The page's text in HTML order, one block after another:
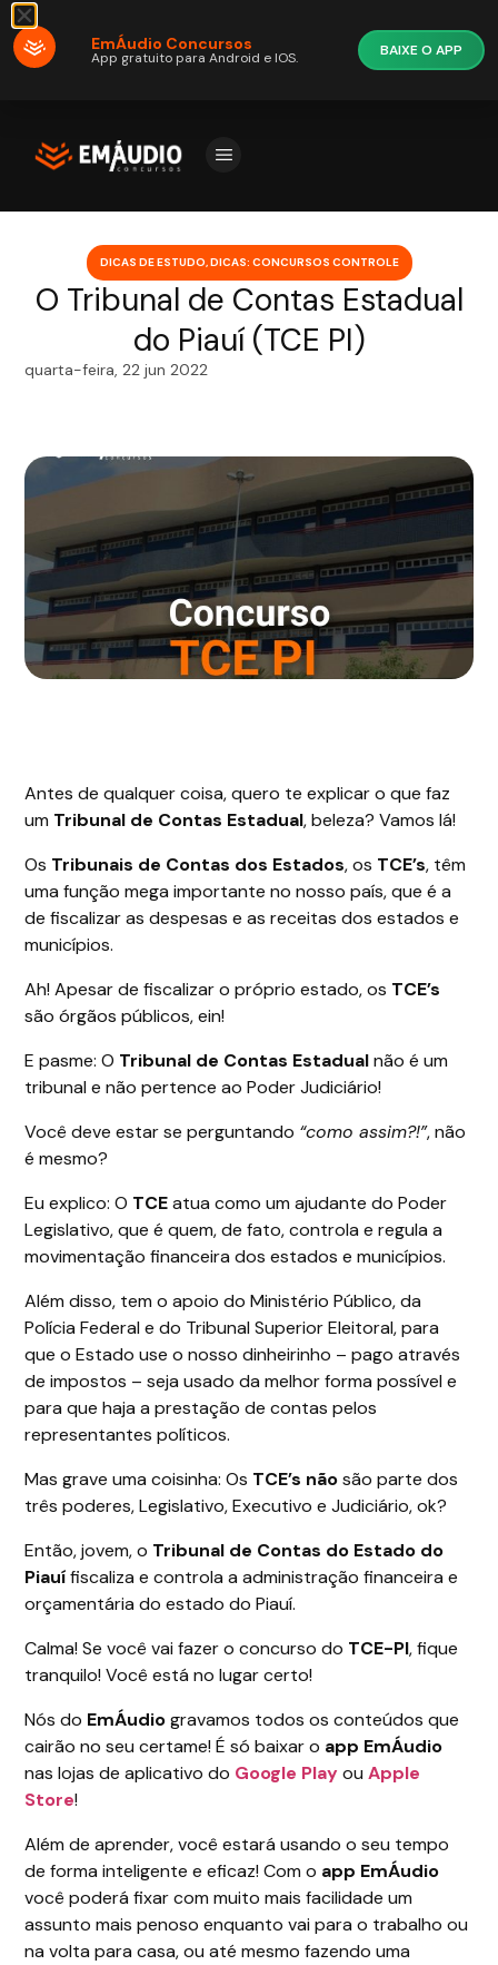
DICAS DE ESTUDO,DICAS: CONCURSOS CONTROLE
O Tribunal de Contas Estadual
do Piauí (TCE PI)
quarta-feira, 22 jun 2022
Antes de qualquer coisa, quero te explicar o que faz
um Tribunal de Contas Estadual, beleza? Vamos lá!
Os Tribunais de Contas dos Estados, os TCE’s, têm
uma função mega importante no nosso país, que é a
de fiscalizar as despesas e as receitas dos estados e
municípios.
Ah! Apesar de fiscalizar o próprio estado, os TCE’s
são órgãos públicos, ein!
E pasme: O Tribunal de Contas Estadualnão é um
tribunal e não pertence ao Poder Judiciário!
Você deve estar se perguntando “como assim?!”, não
é mesmo?
Eu explico: O TCEatua como um ajudante do Poder
Legislativo, que é quem, de fato, controla e regula a
movimentação financeira dos estados e municípios.
Além disso, tem o apoio do Ministério Público, da
Polícia Federal e do Tribunal Superior Eleitoral, para
que o Estado use o nosso dinheirinho – pago através
de impostos – seja usado da melhor forma possível e
para que haja a prestação de contas pelos
representantes políticos.
Mas grave uma coisinha: Os TCE’s nãosão parte dos
três poderes, Legislativo, Executivo e Judiciário, ok?
Então, jovem, o Tribunal de Contas do Estado do
Piauífiscaliza e controla a administração financeira e
orçamentária do estado do Piauí.
Calma! Se você vai fazer o concurso do TCE-PI, fique
tranquilo! Você está no lugar certo!
Nós do EmÁudiogravamos todos os conteúdos que
cairão no seu certame! É só baixar o app EmÁudio
nas lojas de aplicativo do Google PlayouApple
Store!
Além de aprender, você estará usando o seu tempo
de forma inteligente e eficaz! Com o app EmÁudio
você poderá fixar com muito mais facilidade um
assunto mais penoso enquanto vai para o trabalho ou
na volta para casa, ou até mesmo fazendo uma
EmÁudio Concursos
App gratuito para Android e IOS. BAIXE O APP